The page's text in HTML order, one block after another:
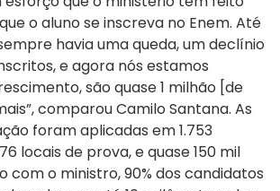
o aluno se inscreva no Enem. Até
havia uma queda, um declínio
e agora nós estamos
são quase 1 milhão [de
comparou Camilo Santana. As
foram aplicadas em 1.753
locais de prova, e quase 150 mil
com o ministro, 90% dos candidatos